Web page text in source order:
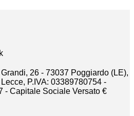
26 - 73037 Poggiardo (LE),
P.IVA: 03389780754 -
- Capitale Sociale Versato €